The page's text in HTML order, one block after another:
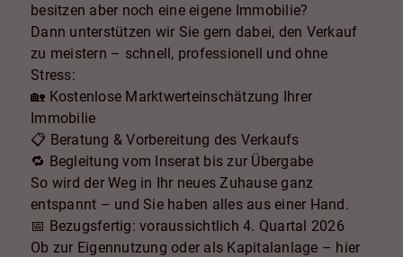
besitzen aber noch eine eigene Immobilie?
Dann unterstützen wir Sie gern dabei, den Verkauf
zu meistern – schnell, professionell und ohne
Stress:
🏡 Kostenlose Marktwerteinschätzung Ihrer
Immobilie
📋 Beratung & Vorbereitung des Verkaufs
🔁 Begleitung vom Inserat bis zur Übergabe
So wird der Weg in Ihr neues Zuhause ganz
entspannt – und Sie haben alles aus einer Hand.
📅 Bezugsfertig: voraussichtlich 4. Quartal 2026
Ob zur Eigennutzung oder als Kapitalanlage – hier